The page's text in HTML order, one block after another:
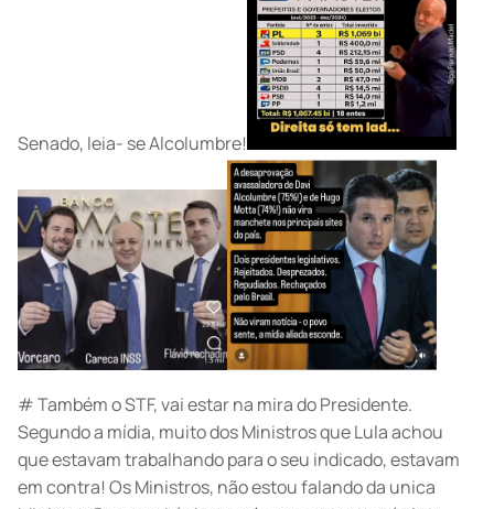
Senado, leia- se Alcolumbre!
# Também o STF, vai estar na mira do Presidente.
Segundo a mídia, muito dos Ministros que Lula achou
que estavam trabalhando para o seu indicado, estavam
em contra! Os Ministros, não estou falando da unica